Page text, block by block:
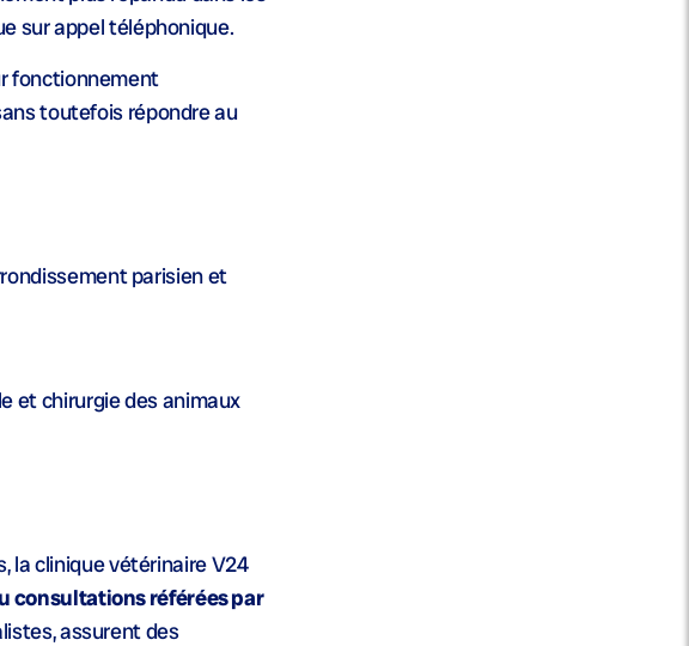
sur appel téléphonique.
fonctionnement
toutefois répondre au
parisien et
et chirurgie des animaux
la clinique vétérinaire V24
consultations référées par
assurent des